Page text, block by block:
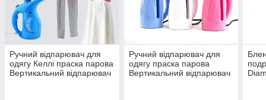
Ручний відпарювач для
одягу Келлі праска парова
Вертикальний відпарювач
Ручний відпарювач для
одягу праска парова
Вертикальний відпарювач